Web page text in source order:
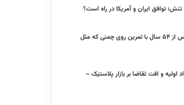
توافق ایران و آمریکا در راه است؟
کسب مدال برنز آسیا پس از ۵۴ سال با تمرین روی چمنی که مثل
اولیه و افت تقاضا بر بازار پلاستیک –